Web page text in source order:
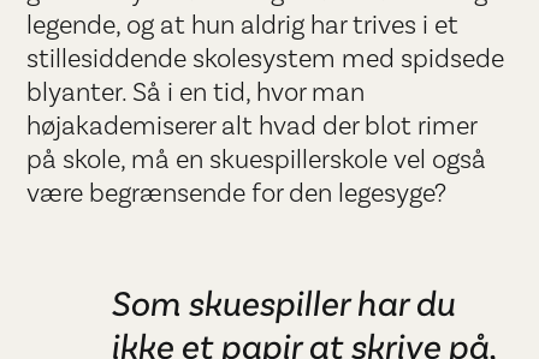
legende, og at hun aldrig har trives i et
stillesiddende skolesystem med spidsede
blyanter. Så i en tid, hvor man
højakademiserer alt hvad der blot rimer
på skole, må en skuespillerskole vel også
være begrænsende for den legesyge?
Som skuespiller har du
ikke et papir at skrive på,